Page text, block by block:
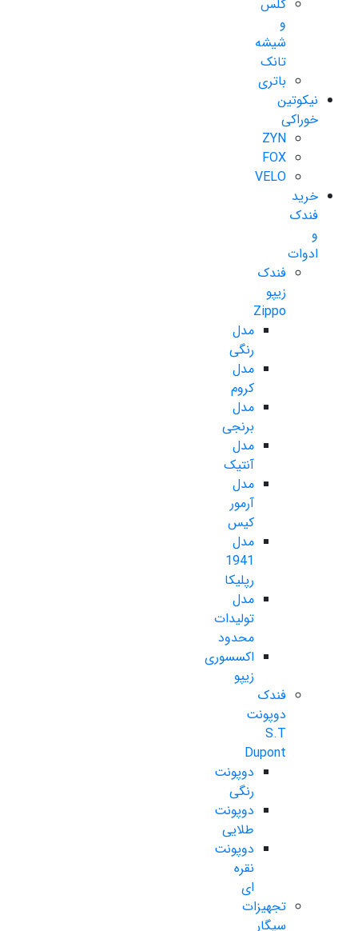
گلس
و
شیشه
تانک
باتری
نیکوتین
خوراکی
ZYN
FOX
VELO
خرید
فندک
و
ادوات
فندک
زیپو
Zippo
مدل
رنگی
مدل
کروم
مدل
برنجی
مدل
آنتیک
مدل
آرمور
کیس
مدل
1941
رپلیکا
مدل
تولیدات
محدود
اکسسوری
زیپو
فندک
دوپونت
S.T
Dupont
دوپونت
رنگی
دوپونت
طلایی
دوپونت
نقره
ای
تجهیزات
سیگار